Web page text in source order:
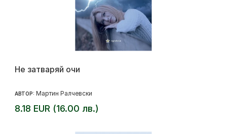
Не затваряй очи
АВТОР: Мартин Ралчевски
8.18 EUR (16.00 лв.)